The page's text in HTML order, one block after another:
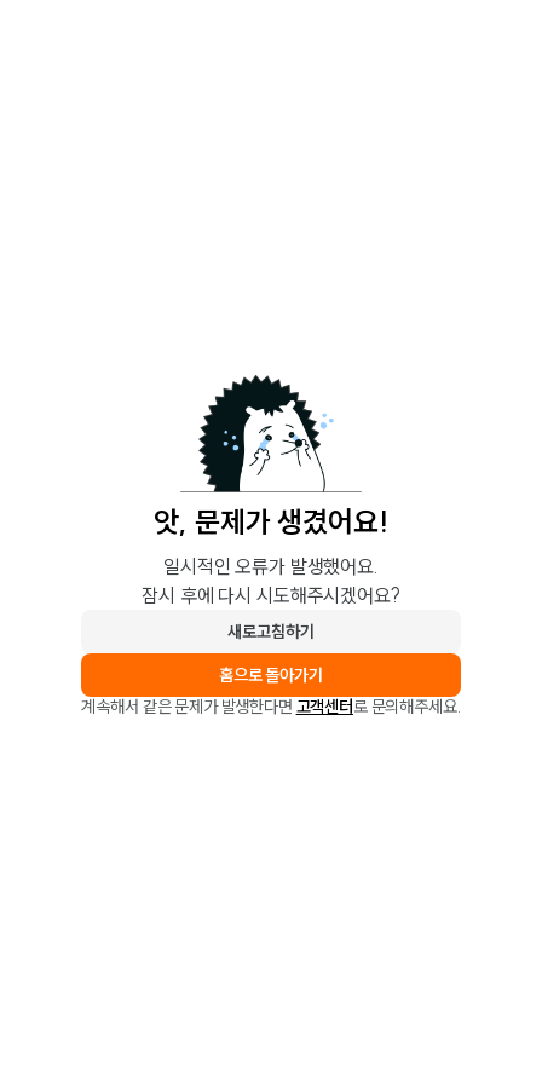
앗, 문제가 생겼어요!
일시적인 오류가 발생했어요.
잠시 후에 다시 시도해주시겠어요?
새로고침하기
홈으로 돌아가기
계속해서 같은 문제가 발생한다면 고객센터로 문의해주세요.